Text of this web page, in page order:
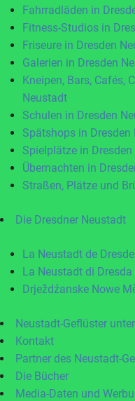
Fahrradläden in
Fitness-Studios in
Friseure in Dresden
Galerien in Dresden
Kneipen, Bars, Cafés,
Neustadt
Schulen in Dresden
Spätshops in Dresden
Spielplätze in
Übernachten in
Straßen, Plätze und
Die Dresdner Neustadt
La Neustadt de Dresde
La Neustadt di Dresda
Drježdźanske Nowe
Neustadt-Geflüster
Kontakt
Partner des Neustadt-
Die Bücher
Media-Daten und